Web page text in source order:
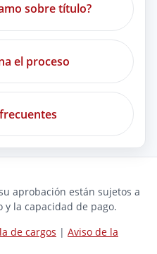
sobre título?
el proceso
aprobación están sujetos a
y la capacidad de pago.
de cargos | Aviso de la